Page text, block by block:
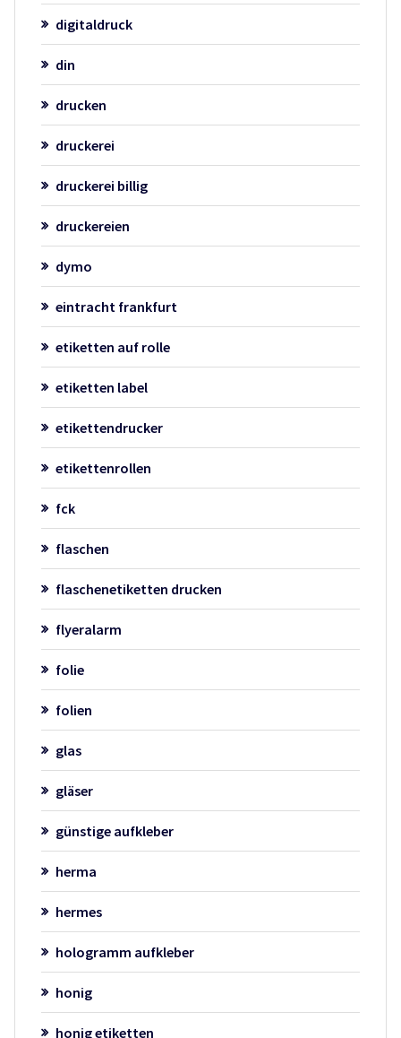
digitaldruck
din
drucken
druckerei
druckerei billig
druckereien
dymo
eintracht frankfurt
etiketten auf rolle
etiketten label
etikettendrucker
etikettenrollen
fck
flaschen
flaschenetiketten drucken
flyeralarm
folie
folien
glas
gläser
günstige aufkleber
herma
hermes
hologramm aufkleber
honig
honig etiketten